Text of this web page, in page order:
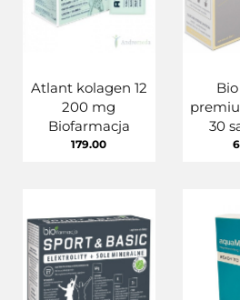
Atlant kolagen 12
200 mg
Biofarmacja
179.00
30